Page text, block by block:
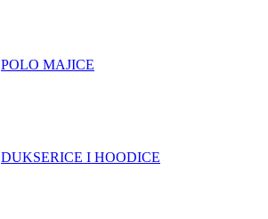
POLO MAJICE
DUKSERICE I HOODICE